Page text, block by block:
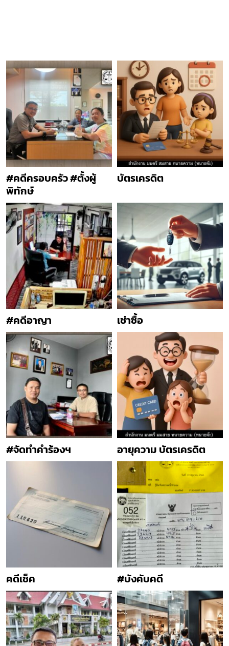
#คดีครอบครัว #ตั้งผู้
พิทักษ์
บัตรเครดิต
#คดีอาญา เช่าซื้อ
#จัดทำคำร้องฯ อายุความ บัตรเครดิต
คดีเช็ค #บังคับคดี